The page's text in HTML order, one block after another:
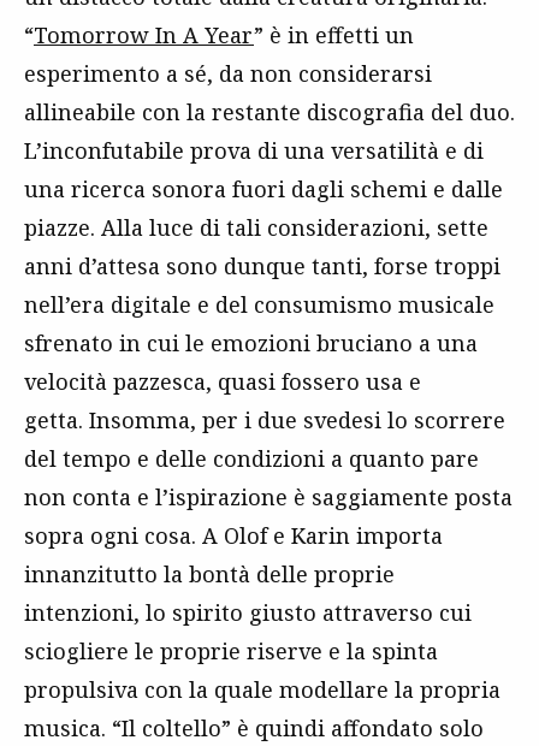
“Tomorrow In A Year” è in effetti un
esperimento a sé, da non considerarsi
allineabile con la restante discografia del duo.
L’inconfutabile prova di una versatilità e di
una ricerca sonora fuori dagli schemi e dalle
piazze. Alla luce di tali considerazioni, sette
anni d’attesa sono dunque tanti, forse troppi
nell’era digitale e del consumismo musicale
sfrenato in cui le emozioni bruciano a una
velocità pazzesca, quasi fossero usa e
getta. Insomma, per i due svedesi lo scorrere
del tempo e delle condizioni a quanto pare
non conta e l’ispirazione è saggiamente posta
sopra ogni cosa. A Olof e Karin importa
innanzitutto la bontà delle proprie
intenzioni, lo spirito giusto attraverso cui
sciogliere le proprie riserve e la spinta
propulsiva con la quale modellare la propria
musica. “Il coltello” è quindi affondato solo